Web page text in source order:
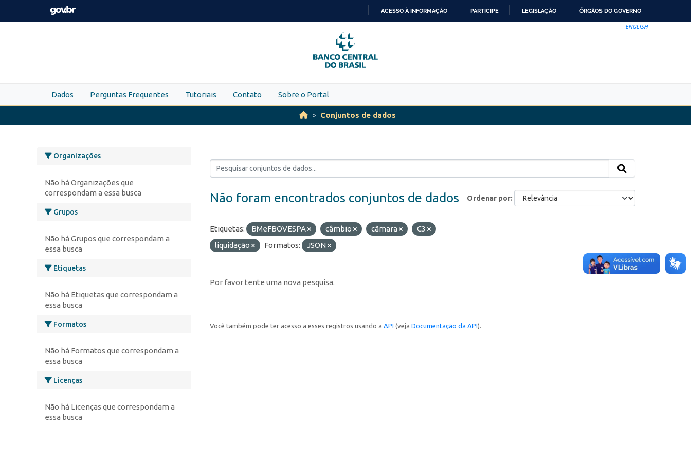
Skip to main content
PARA
O
CONTEÚDO
ACESSO À INFORMAÇÃO PARTICIPE LEGISLAÇÃO ÓRGÃOS DO GOVERNO
ENGLISH
Dados Perguntas Frequentes Tutoriais Contato Sobre o Portal
Conjuntos de dados
Organizações
Não há Organizações que
correspondam a essa busca
Grupos
Não há Grupos que correspondam a
essa busca
Etiquetas
Não há Etiquetas que correspondam a
essa busca
Formatos
Não há Formatos que correspondam a
essa busca
Licenças
Não há Licenças que correspondam a
essa busca
Ordenar por
Não foram encontrados conjuntos de dados
Etiquetas: BMeFBOVESPA câmbio câmara
C3
liquidação
Formatos: JSON
Por favor tente uma nova pesquisa.
Você também pode ter acesso a esses registros usando a API (veja Documentação da API).